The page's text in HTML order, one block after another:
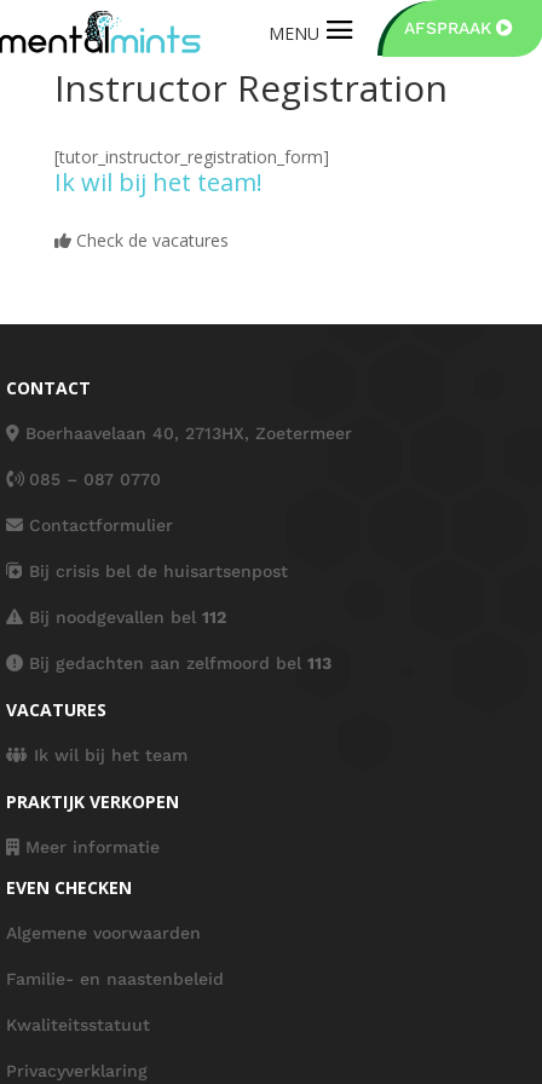
AFSPRAAK
Instructor Registration
[tutor_instructor_registration_form]
Ik wil bij het team!
Check de vacatures
CONTACT
Boerhaavelaan 40, 2713HX, Zoetermeer
085 – 087 0770
Contactformulier
Bij crisis bel de huisartsenpost
Bij noodgevallen bel 112
Bij gedachten aan zelfmoord bel 113
VACATURES
Ik wil bij het team
PRAKTIJK VERKOPEN
Meer informatie
EVEN CHECKEN
Algemene voorwaarden
Familie- en naastenbeleid
Kwaliteitsstatuut
Privacyverklaring